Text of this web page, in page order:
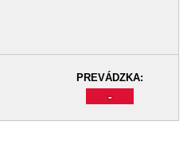
PREVÁDZKA:
-